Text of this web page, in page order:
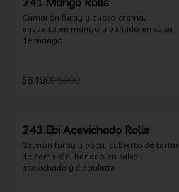
Camarón furay y queso crema,
envuelto en mango y bañado en salsa
de mango
$6.490$8.990
243.Ebi Acevichado Rolls
Salmón furay y palta, cubierto de tartar
de camarón, bañado en salsa
acevichada y ciboulette